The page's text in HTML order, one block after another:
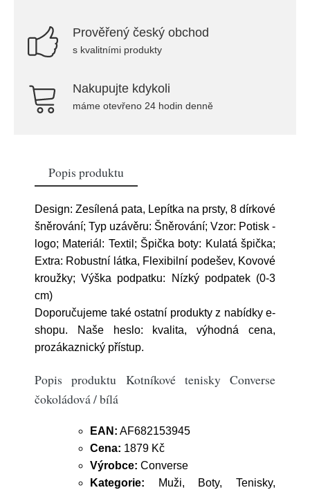
Prověřený český obchod
s kvalitními produkty
Nakupujte kdykoli
máme otevřeno 24 hodin denně
Popis produktu
Design: Zesílená pata, Lepítka na prsty, 8 dírkové
šněrování; Typ uzávěru: Šněrování; Vzor: Potisk -
logo; Materiál: Textil; Špička boty: Kulatá špička;
Extra: Robustní látka, Flexibilní podešev, Kovové
kroužky; Výška podpatku: Nízký podpatek (0-3
cm)
Doporučujeme také ostatní produkty z nabídky e-
shopu. Naše heslo: kvalita, výhodná cena,
prozákaznický přístup.
Popis produktu Kotníkové tenisky Converse
čokoládová / bílá
EAN: AF682153945
Cena: 1879 Kč
Výrobce: Converse
Kategorie: Muži, Boty, Tenisky,